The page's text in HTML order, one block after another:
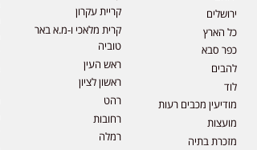
ירושלים
כל הארץ
כפר סבא
להבים
לוד
מודיעין מכבים רעות
מועצות
מזכרת בתיה
קריית עקרון
קרית מלאכי ו-מ.א באר
טוביה
ראש העין
ראשון לציון
רהט
רחובות
רמלה